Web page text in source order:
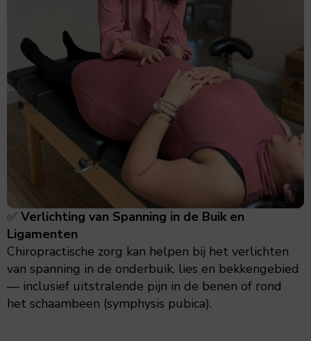
✅ Verlichting van Spanning in de Buik en
Ligamenten
Chiropractische zorg kan helpen bij het verlichten
van spanning in de onderbuik, lies en bekkengebied
— inclusief uitstralende pijn in de benen of rond
het schaambeen (symphysis pubica).